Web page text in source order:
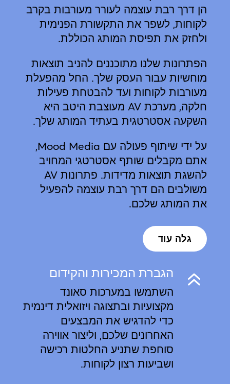
הן דרך רבת עוצמה לעורר מעורבות בקרב
לקוחות, לשפר את התקשורת הפנימית
ולחזק את תפיסת המותג הכוללת.
הפתרונות שלנו מתוכננים להניב תוצאות
מוחשיות עבור העסק שלך. החל מהפעלת
מעורבות לקוחות ועד להבטחת פעילות
חלקה, מערכת AV מעוצבת היטב היא
השקעה אסטרטגית בעתיד המותג שלך.
על ידי שיתוף פעולה עם Mood Media,
אתם מקבלים שותף אסטרטגי המחויב
להשגת תוצאות מדידות. פתרונות AV
משולבים הם דרך רבת עוצמה להפעיל
את המותג שלכם.
גלה עוד
6 הגברת המכירות והקידום
השתמשו במערכות סאונד
מקצועיות ובתצוגה ויזואלית דינמית
כדי להדגיש את המבצעים
האחרונים שלכם, וליצור אווירה
סוחפת שתניע החלטות רכישה
ושביעות רצון לקוחות.